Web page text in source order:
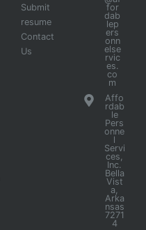
Submit
resume
Contact
Us
for
dab
lep
ers
onn
else
rvic
es.
co
m
Affo
rdab
le
Pers
onne
l
Servi
ces,
Inc.
Bella
Vist
a,
Arka
nsas
7271
4